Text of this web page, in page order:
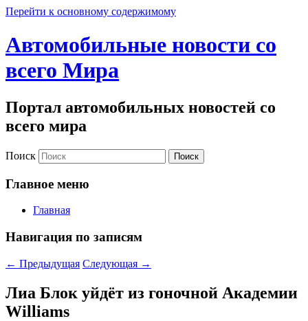
Перейти к основному содержимому
Автомобильные новости со
всего Мира
Портал автомобильных новостей со
всего мира
Поиск
Главное меню
Главная
Навигация по записям
← Предыдущая Следующая →
Лиа Блок уйдёт из гоночной Академии
Williams